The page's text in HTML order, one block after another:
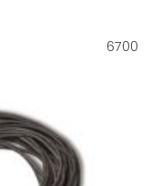
6700